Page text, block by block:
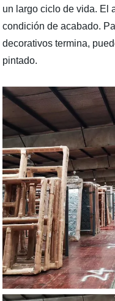
un largo ciclo de vida. El
condición de acabado.
decorativos termina,
pintado.